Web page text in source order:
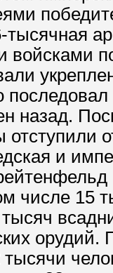
тысячная
войсками
назад.
и
числе 15
тысячи